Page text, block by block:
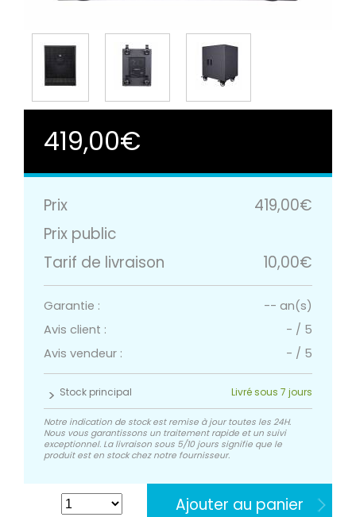
419,00€
Prix
419,00€
Prix public
Tarif de livraison
10,00€
Garantie :
-- an(s)
Avis client :
- / 5
Avis vendeur :
- / 5
Stock principal Livré sous 7 jours
Notre indication de stock est remise à jour toutes les 24H.
Nous vous garantissons un traitement rapide et un suivi
exceptionnel. La livraison sous 5/10 jours signifie que le
produit est en stock chez notre fournisseur.
Ajouter au panier